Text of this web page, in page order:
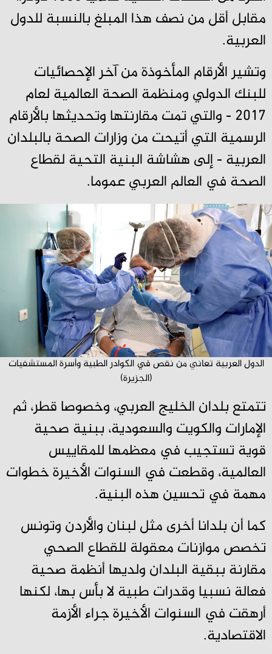
مقابل أقل من نصف هذا المبلغ بالنسبة للدول
العربية.
وتشير الأرقام المأخوذة من آخر الإحصائيات
للبنك الدولي ومنظمة الصحة العالمية لعام
2017 - والتي تمت مقارنتها وتحديثها بالأرقام
الرسمية التي أتيحت من وزارات الصحة بالبلدان
العربية - إلى هشاشة البنية التحية لقطاع
الصحة في العالم العربي عموما.
الدول العربية تعاني من نقص في الكوادر الطبية وأسرة المستشفيات
(الجزيرة)
تتمتع بلدان الخليج العربي، وخصوصا قطر، ثم
الإمارات والكويت والسعودية، ببنية صحية
قوية تستجيب في معظمها للمقاييس
العالمية، وقطعت في السنوات الأخيرة خطوات
مهمة في تحسين هذه البنية.
كما أن بلدانا أخرى مثل لبنان والأردن وتونس
تخصص موازنات معقولة للقطاع الصحي
مقارنة ببقية البلدان ولديها أنظمة صحية
فعالة نسبيا وقدرات طبية لا بأس بها، لكنها
أرهقت في السنوات الأخيرة جراء الأزمة
الاقتصادية.